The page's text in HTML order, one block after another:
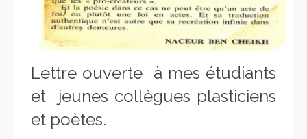
Lettre ouverte à mes étudiants
et jeunes collègues plasticiens
et poètes.